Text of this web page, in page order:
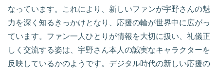
なっています。これにより、新しいファンが宇野さんの魅
力を深く知るきっかけとなり、応援の輪が世界中に広がっ
ています。ファン一人ひとりが情報を大切に扱い、礼儀正
しく交流する姿は、宇野さん本人の誠実なキャラクターを
反映しているかのようです。デジタル時代の新しい応援の